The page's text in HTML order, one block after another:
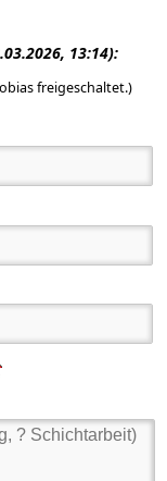
13:14):
freigeschaltet.)